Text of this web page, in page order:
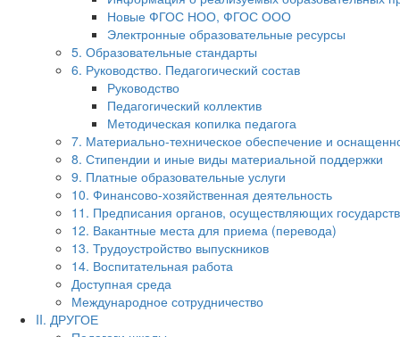
Новые ФГОС НОО, ФГОС ООО
Электронные образовательные ресурсы
5. Образовательные стандарты
6. Руководство. Педагогический состав
Руководство
Педагогический коллектив
Методическая копилка педагога
7. Материально-техническое обеспечение и
8. Стипендии и иные виды материальной поддержки
9. Платные образовательные услуги
10. Финансово-хозяйственная деятельность
11. Предписания органов, осуществляющих
12. Вакантные места для приема (перевода)
13. Трудоустройство выпускников
14. Воспитательная работа
Доступная среда
Международное сотрудничество
II. ДРУГОЕ